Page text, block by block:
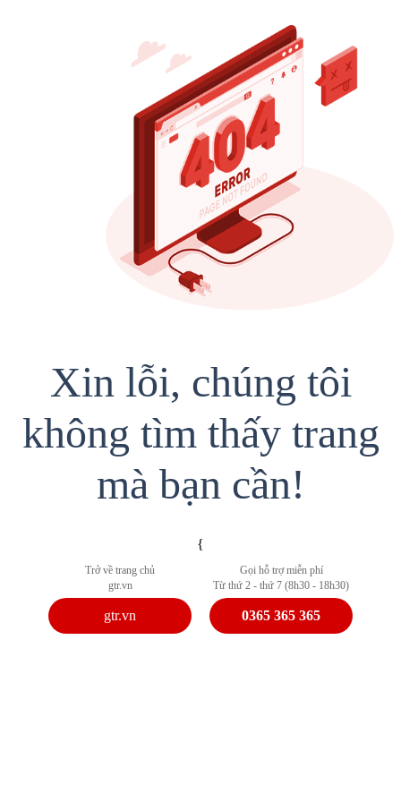
Xin lỗi, chúng tôi
không tìm thấy trang
mà bạn cần!
{
Trở về trang chủ
gtr.vn
gtr.vn
Gọi hỗ trợ miễn phí
Từ thứ 2 - thứ 7 (8h30 - 18h30)
0365 365 365